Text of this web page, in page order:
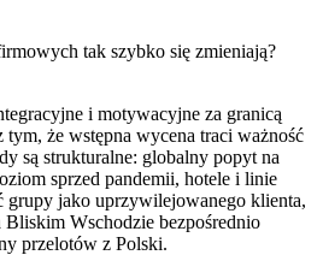
tak szybko się zmieniają?
i motywacyjne za granicą
tym, że wstępna wycena traci ważność
są strukturalne: globalny popyt na
sprzed pandemii, hotele i linie
grupy jako uprzywilejowanego klienta,
Bliskim Wschodzie bezpośrednio
przelotów z Polski.